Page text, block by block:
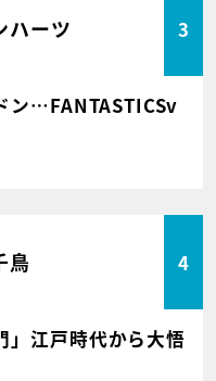
ハーツ 3
ン…FANTASTICSv
鳥 4
」江戸時代から大悟